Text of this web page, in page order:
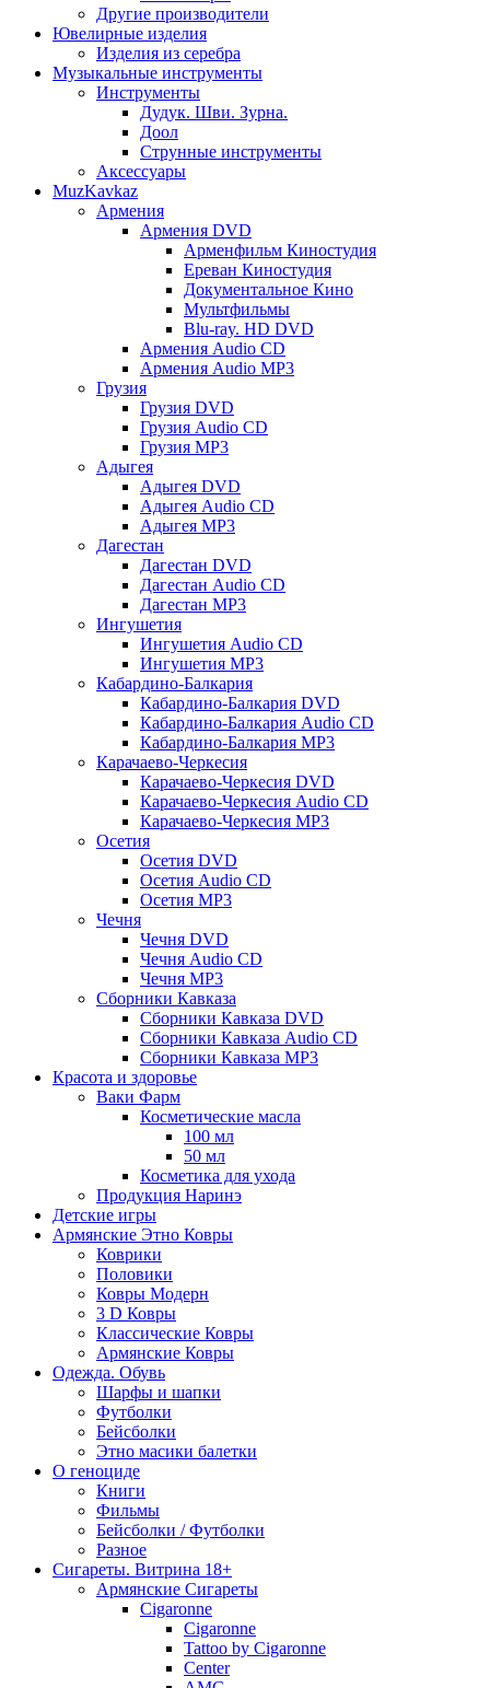
Другие производители
Ювелирные изделия
Изделия из серебра
Музыкальные инструменты
Инструменты
Дудук. Шви. Зурна.
Доол
Струнные инструменты
Аксессуары
MuzKavkaz
Армения
Армения DVD
Арменфильм Киностудия
Ереван Киностудия
Документальное Кино
Мультфильмы
Blu-ray. HD DVD
Армения Audio CD
Армения Audio MP3
Грузия
Грузия DVD
Грузия Audio CD
Грузия MP3
Адыгея
Адыгея DVD
Адыгея Audio CD
Адыгея MP3
Дагестан
Дагестан DVD
Дагестан Audio CD
Дагестан MP3
Ингушетия
Ингушетия Audio CD
Ингушетия MP3
Кабардино-Балкария
Кабардино-Балкария DVD
Кабардино-Балкария Audio CD
Кабардино-Балкария MP3
Карачаево-Черкесия
Карачаево-Черкесия DVD
Карачаево-Черкесия Audio CD
Карачаево-Черкесия MP3
Осетия
Осетия DVD
Осетия Audio CD
Осетия MP3
Чечня
Чечня DVD
Чечня Audio CD
Чечня MP3
Сборники Кавказа
Сборники Кавказа DVD
Сборники Кавказа Audio CD
Сборники Кавказа MP3
Красота и здоровье
Ваки Фарм
Косметические масла
100 мл
50 мл
Косметика для ухода
Продукция Наринэ
Детские игры
Армянские Этно Ковры
Коврики
Половики
Ковры Модерн
3 D Ковры
Классические Ковры
Армянские Ковры
Одежда. Обувь
Шарфы и шапки
Футболки
Бейсболки
Этно масики балетки
О геноциде
Книги
Фильмы
Бейсболки / Футболки
Разное
Сигареты. Витрина 18+
Армянские Сигареты
Cigaronne
Cigaronne
Tattoo by Cigaronne
Center